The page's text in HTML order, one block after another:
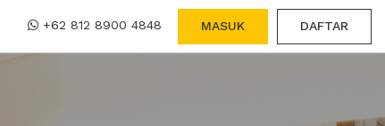
+62 812 8900 4848 MASUK DAFTAR